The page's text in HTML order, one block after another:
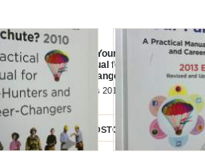
What Color Is Your Parachute? : a
practical manual for job-hunters
and career-changers
Ten Speed Press 2013
4,50 €
LISÄÄ OSTOSKORIIN